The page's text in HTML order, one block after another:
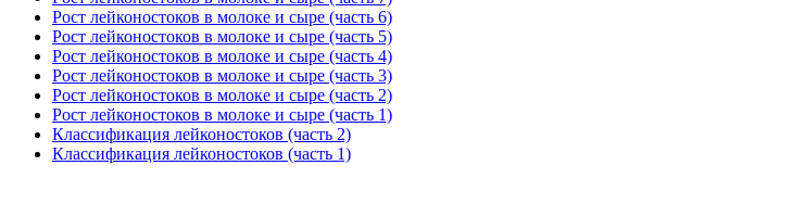
Рост лейконостоков в молоке и сыре (часть 6)
Рост лейконостоков в молоке и сыре (часть 5)
Рост лейконостоков в молоке и сыре (часть 4)
Рост лейконостоков в молоке и сыре (часть 3)
Рост лейконостоков в молоке и сыре (часть 2)
Рост лейконостоков в молоке и сыре (часть 1)
Классификация лейконостоков (часть 2)
Классификация лейконостоков (часть 1)